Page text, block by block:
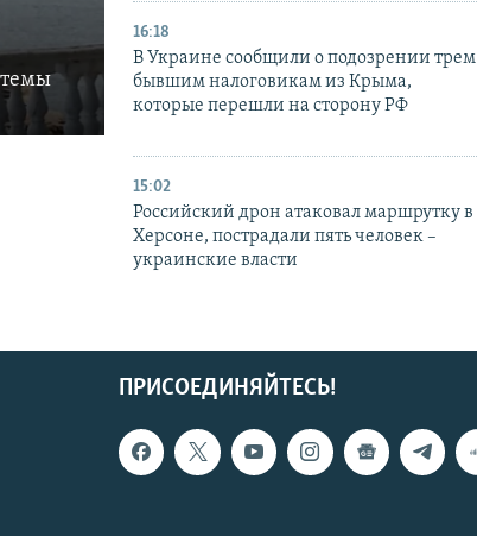
16:18
В Украине сообщили о подозрении трем
бывшим налоговикам из Крыма,
которые перешли на сторону РФ
15:02
Российский дрон атаковал маршрутку в
Херсоне, пострадали пять человек –
украинские власти
ПРИСОЕДИНЯЙТЕСЬ!